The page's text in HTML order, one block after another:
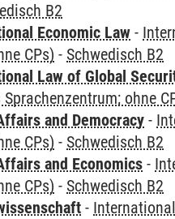
B2
Economic Law -
CPs) - Schwedisch B2
Law of Global
ohne
and Democracy -
CPs) - Schwedisch B2
and Economics -
CPs) - Schwedisch B2
-